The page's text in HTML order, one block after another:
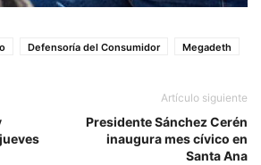
Defensoría del Consumidor Megadeth
Artículo siguiente
Presidente Sánchez Cerén
inaugura mes cívico en
Santa Ana